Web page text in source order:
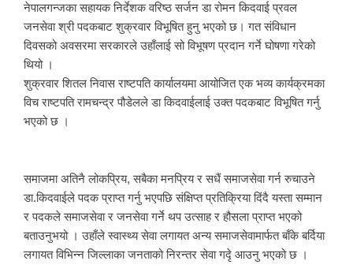
नेपालगन्जका सहायक निर्देशक वरिष्ठ सर्जन डा रोमन किदवाई प्रवल
जनसेवा श्री पदकबाट शुक्रवार विभूषित हुनु भएको छ। गत संविधान
दिवसको अवसरमा सरकारले उहाँलाई सो विभूषण प्रदान गर्ने घोषणा गरेको
थियो ।
शुक्रवार शितल निवास राष्टपति कार्यालयमा आयोजित एक भव्य कार्यक्रमका
विच राष्टपति रामचन्द्र पौडेलले डा किदवाईलाई उक्त पदकबाट विभूषित गर्नु
भएको छ ।
समाजमा अतिनै लोकप्रिय, सबैका मनप्रिय र सधैं समाजसेवा गर्न रुचाउने
डा.किदवाईले पदक प्राप्त गर्नु भएपछि संक्षिप्त प्रतिक्रिया दिंदै यस्ता सम्मान
र पदकले समाजसेवा र जनसेवा गर्ने थप उत्साह र हौसला प्राप्त भएको
बताउनुभयो । उहाँले स्वास्थ्य सेवा लगायत अन्य समाजसेवामार्फत बाँके बर्दिया
लगायत विभिन्न जिल्लाका जनताको निरन्तर सेवा गदेृ आउनु भएको छ ।